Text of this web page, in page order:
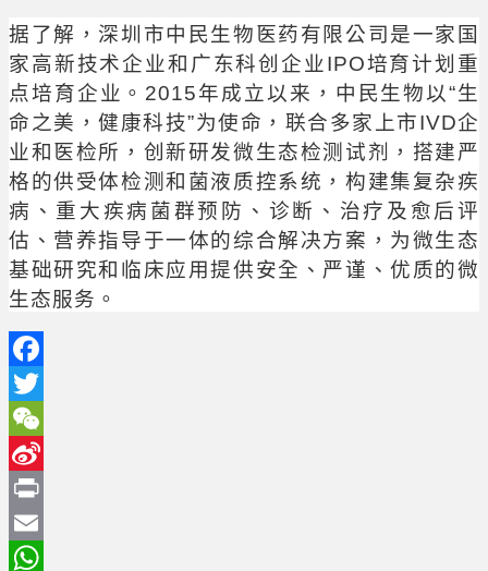
据了解，深圳市中民生物医药有限公司是一家国
家高新技术企业和广东科创企业IPO培育计划重
点培育企业。2015年成立以来，中民生物以“生
命之美，健康科技”为使命，联合多家上市IVD企
业和医检所，创新研发微生态检测试剂，搭建严
格的供受体检测和菌液质控系统，构建集复杂疾
病、重大疾病菌群预防、诊断、治疗及愈后评
估、营养指导于一体的综合解决方案，为微生态
基础研究和临床应用提供安全、严谨、优质的微
生态服务。
Facebook
Twitter
WeChat
Sina
Weibo
Print
Email